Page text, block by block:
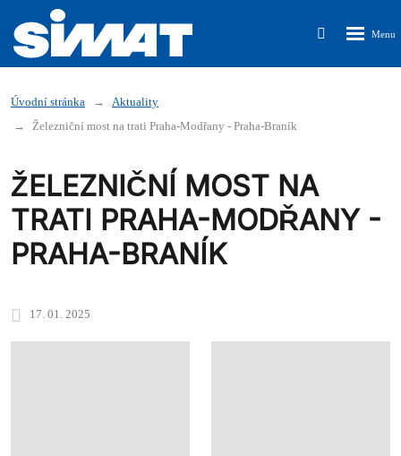
Vyhledávání
Úvodní stránka
Aktuality
Železniční most na trati Praha-Modřany - Praha-Braník
ŽELEZNIČNÍ MOST NA
TRATI PRAHA-MODŘANY -
PRAHA-BRANÍK
17. 01. 2025